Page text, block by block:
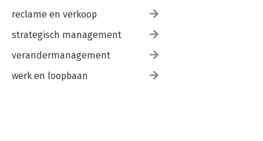
reclame en verkoop
strategisch management
verandermanagement
werk en loopbaan